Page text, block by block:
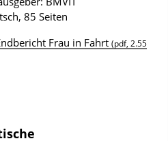
85 Seiten
Frau in Fahrt (pdf, 2.55